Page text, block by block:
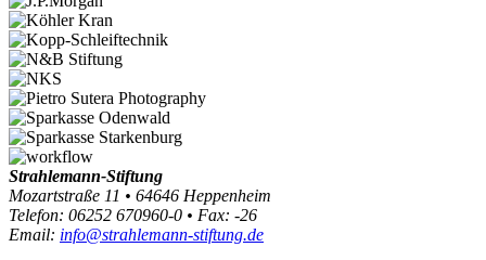
Strahlemann-Stiftung
Mozartstraße 11 • 64646 Heppenheim
Telefon: 06252 670960-0 • Fax: -26
Email: info@strahlemann-stiftung.de